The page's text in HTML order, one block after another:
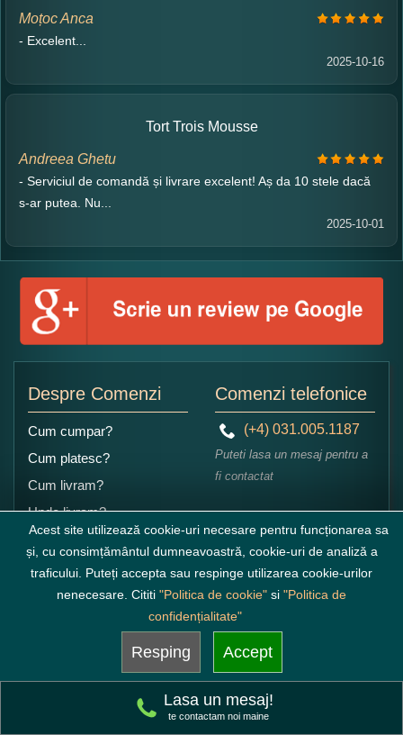
Moțoc Anca
- Excelent...
2025-10-16
Tort Trois Mousse
Andreea Ghetu
- Serviciul de comandă și livrare excelent! Aș da 10 stele dacă
s-ar putea. Nu...
2025-10-01
Despre Comenzi
Cum cumpar?
Cum platesc?
Cum livram?
Unde livram?
Politica de returnare
Articole Blog
Articole Cofetarie
Comenzi telefonice
(+4) 031.005.1187
Puteti lasa un mesaj pentru a
fi contactat
S-D: 8:00-16:00
Adresa laborator
Cofetaria ARMAND
Bucuresti
Str. Armand Călinescu
Nr.25, Sec. 2
Acest site utilizează cookie-uri necesare pentru funcționarea sa
și, cu consimțământul dumneavoastră, cookie-uri de analiză a
traficului. Puteți accepta sau respinge utilizarea cookie-urilor
nenecesare. Cititi "Politica de cookie" si "Politica de
confidențialitate"
Resping Accept
Lasa un mesaj!
te contactam noi maine